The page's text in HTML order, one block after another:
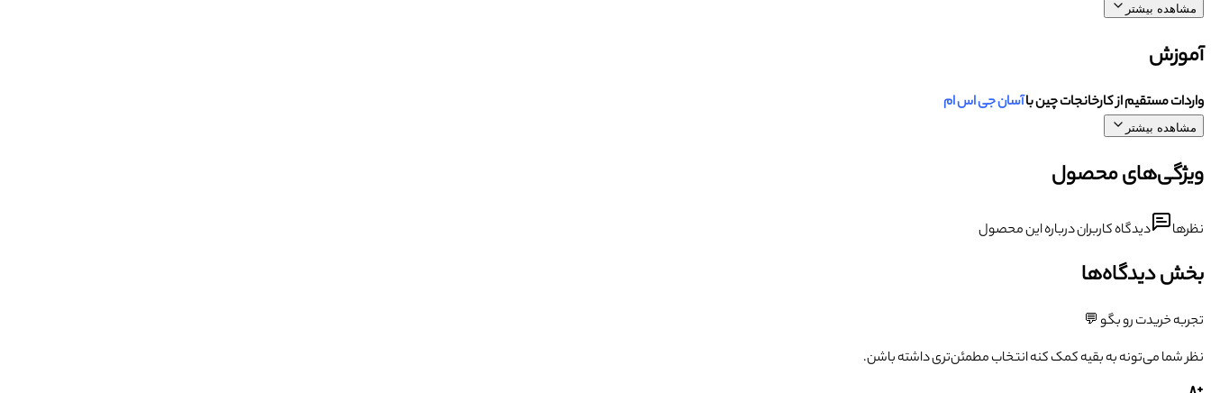
مشاهده بیشتر
آموزش
واردات مستقیم از کارخانجات چین باآسان جی اس ام
مشاهده بیشتر
ویژگی‌های محصول
نظرها دیدگاه کاربران درباره این محصول
بخش دیدگاه‌ها
تجربه خریدت رو بگو 💬
نظر شما می‌تونه به بقیه کمک کنه انتخاب مطمئن‌تری داشته باشن.